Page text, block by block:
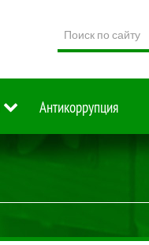
по
сайту
Антикоррупция